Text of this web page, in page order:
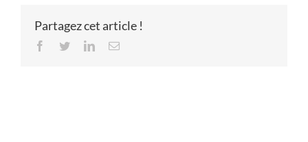
Partagez cet article !
Facebook
TwitterLinkedInEmail